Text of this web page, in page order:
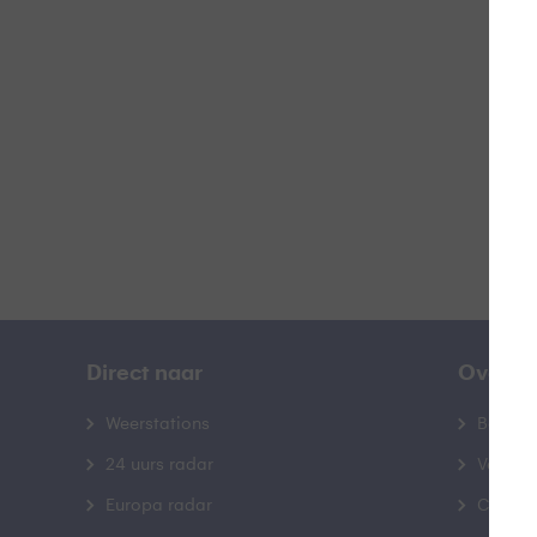
Direct naar
Weerstations
24 uurs radar
Europa radar
Over
Contact